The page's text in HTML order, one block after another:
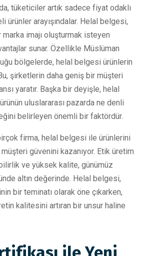
tüketiciler artık sadece fiyat odaklı
ürünler arayışındalar. Helal belgesi,
imajı oluşturmak isteyen
sunar. Özellikle Müslüman
bölgelerde, helal belgesi ürünlerin
şirketlerin daha geniş bir müşteri
yaratır. Başka bir deyişle, helal
uluslararası pazarda ne denli
belirleyen önemli bir faktördür.
firma, helal belgesi ile ürünlerini
güvenini kazanıyor. Etik üretim
ve yüksek kalite, günümüz
altın değerinde. Helal belgesi,
bir teminatı olarak öne çıkarken,
kalitesini artıran bir unsur haline